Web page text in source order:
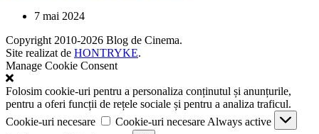
7 mai 2024
Copyright 2010-2026 Blog de Cinema.
Site realizat de HONTRYKE.
Manage Cookie Consent
Folosim cookie-uri pentru a personaliza conținutul și anunțurile,
pentru a oferi funcții de rețele sociale și pentru a analiza traficul.
Cookie-uri necesare
Cookie-uri necesare Always active